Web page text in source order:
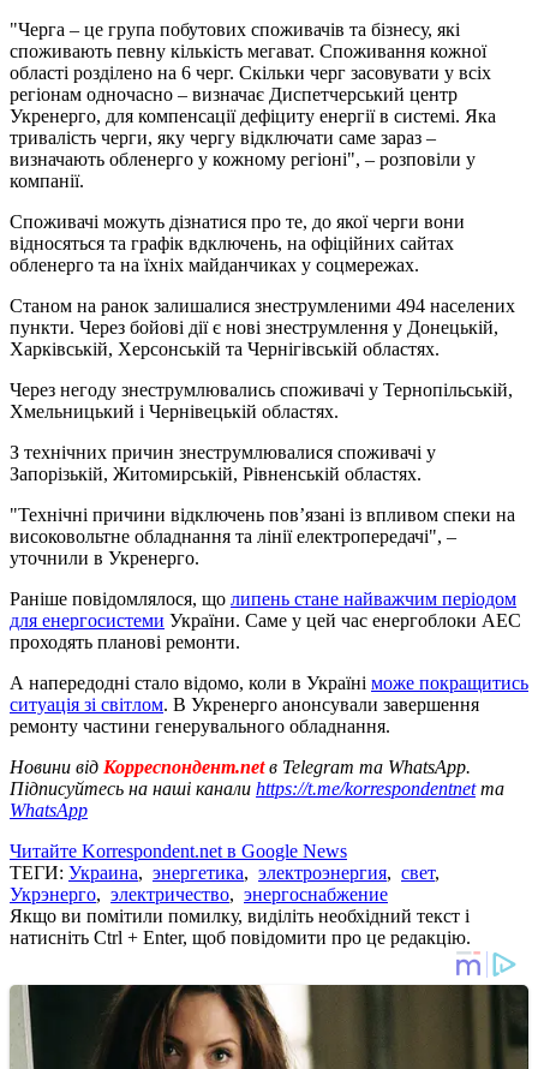
"Черга – це група побутових споживачів та бізнесу, які
споживають певну кількість мегават. Споживання кожної
області розділено на 6 черг. Скільки черг засовувати у всіх
регіонам одночасно – визначає Диспетчерський центр
Укренерго, для компенсації дефіциту енергії в системі. Яка
тривалість черги, яку чергу відключати саме зараз –
визначають обленерго у кожному регіоні", – розповіли у
компанії.
Споживачі можуть дізнатися про те, до якої черги вони
відносяться та графік вдключень, на офіційних сайтах
обленерго та на їхніх майданчиках у соцмережах.
Станом на ранок залишалися знеструмленими 494 населених
пункти. Через бойові дії є нові знеструмлення у Донецькій,
Харківській, Херсонській та Чернігівській областях.
Через негоду знеструмлювались споживачі у Тернопільській,
Хмельницький і Чернівецькій областях.
З технічних причин знеструмлювалися споживачі у
Запорізькій, Житомирській, Рівненській областях.
"Технічні причини відключень пов’язані із впливом спеки на
високовольтне обладнання та лінії електропередачі", –
уточнили в Укренерго.
Раніше повідомлялося, що липень стане найважчим періодом
для енергосистеми України. Саме у цей час енергоблоки АЕС
проходять планові ремонти.
А напередодні стало відомо, коли в Україні може покращитись
ситуація зі світлом. В Укренерго анонсували завершення
ремонту частини генерувального обладнання.
Новини від Корреспондент.netв Telegram та WhatsApp.
Підписуйтесь на наші канали https://t.me/korrespondentnetта
WhatsApp
Читайте Korrespondent.net в Google News
ТЕГИ: Украина, энергетика, электроэнергия, свет,
Укрэнерго, электричество, энергоснабжение
Якщо ви помітили помилку, виділіть необхідний текст і
натисніть Ctrl + Enter, щоб повідомити про це редакцію.